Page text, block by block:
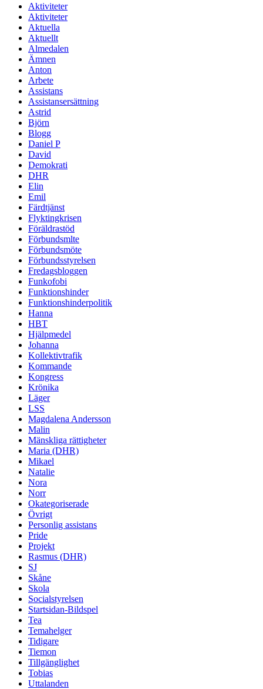
Aktiviteter
Aktiviteter
Aktuella
Aktuellt
Almedalen
Ämnen
Anton
Arbete
Assistans
Assistansersättning
Astrid
Björn
Blogg
Daniel P
David
Demokrati
DHR
Elin
Emil
Färdtjänst
Flyktingkrisen
Föräldrastöd
Förbundsmlte
Förbundsmöte
Förbundsstyrelsen
Fredagsbloggen
Funkofobi
Funktionshinder
Funktionshinderpolitik
Hanna
HBT
Hjälpmedel
Johanna
Kollektivtrafik
Kommande
Kongress
Krönika
Läger
LSS
Magdalena Andersson
Malin
Mänskliga rättigheter
Maria (DHR)
Mikael
Natalie
Nora
Norr
Okategoriserade
Övrigt
Personlig assistans
Pride
Projekt
Rasmus (DHR)
SJ
Skåne
Skola
Socialstyrelsen
Startsidan-Bildspel
Tea
Temahelger
Tidigare
Tiemon
Tillgänglighet
Tobias
Uttalanden